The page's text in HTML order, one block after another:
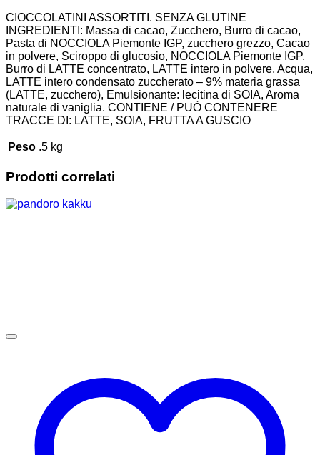
CIOCCOLATINI ASSORTITI. SENZA GLUTINE
INGREDIENTI: Massa di cacao, Zucchero, Burro di cacao,
Pasta di NOCCIOLA Piemonte IGP, zucchero grezzo, Cacao
in polvere, Sciroppo di glucosio, NOCCIOLA Piemonte IGP,
Burro di LATTE concentrato, LATTE intero in polvere, Acqua,
LATTE intero condensato zuccherato – 9% materia grassa
(LATTE, zucchero), Emulsionante: lecitina di SOIA, Aroma
naturale di vaniglia. CONTIENE / PUÒ CONTENERE
TRACCE DI: LATTE, SOIA, FRUTTA A GUSCIO
Peso .5 kg
Prodotti correlati